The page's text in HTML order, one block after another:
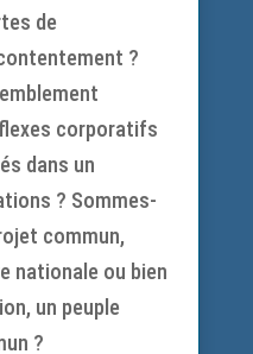
de
?
corporatifs
dans un
? Sommes-
commun,
nationale ou bien
un peuple
?